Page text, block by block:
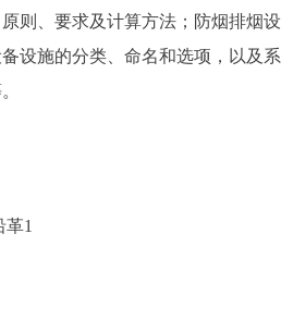
则、要求及计算方法；防烟排烟设
设施的分类、命名和选项，以及系
1